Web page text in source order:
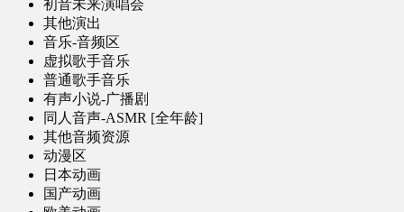
初音未来演唱会
其他演出
音乐-音频区
虚拟歌手音乐
普通歌手音乐
有声小说-广播剧
同人音声-ASMR [全年龄]
其他音频资源
动漫区
日本动画
国产动画